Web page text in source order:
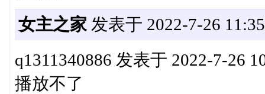
女主之家 发表于 2022-7-26
q1311340886 发表于 2022-7-26
播放不了